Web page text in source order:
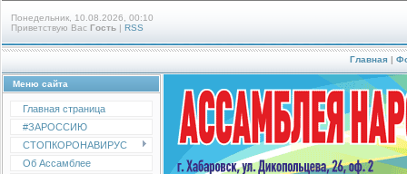
Понедельник, 10.08.2026, 00:10
Приветствую Вас Гость | RSS
Главная |
Меню сайта
Главная страница
#ЗАРОССИЮ
СТОПКОРОНАВИРУС
Об Ассамблее